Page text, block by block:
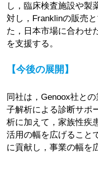
し，臨床検査施設や製
対し，Franklinの販売
た，日本市場に合わせ
を支援する。
【今後の展開】
同社は，Genoox社と
子解析による診断サポ
析に加えて，家族性疾
活用の幅を広げること
に貢献し，事業の幅を